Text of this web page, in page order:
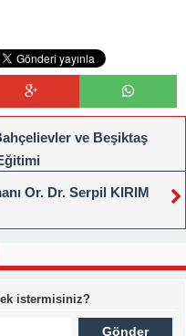
ve Beşiktaş
Or. Dr. Serpil KIRIM
istermisiniz?